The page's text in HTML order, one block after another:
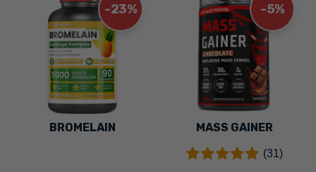
-23%
BROMELAIN
-5%
MASS GAINER
(31)